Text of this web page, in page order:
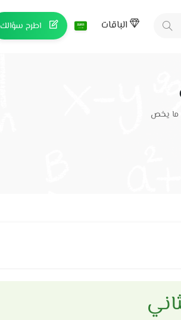
الباقات اطرح سؤالك
ما يخص